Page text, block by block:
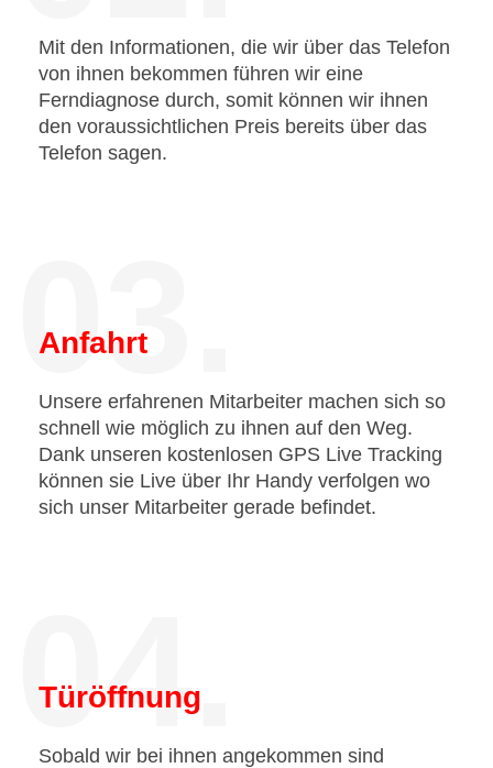
Mit den Informationen, die wir über das Telefon
von ihnen bekommen führen wir eine
Ferndiagnose durch, somit können wir ihnen
den voraussichtlichen Preis bereits über das
Telefon sagen.
03.
Anfahrt
Unsere erfahrenen Mitarbeiter machen sich so
schnell wie möglich zu ihnen auf den Weg.
Dank unseren kostenlosen GPS Live Tracking
können sie Live über Ihr Handy verfolgen wo
sich unser Mitarbeiter gerade befindet.
04.
Türöffnung
Sobald wir bei ihnen angekommen sind